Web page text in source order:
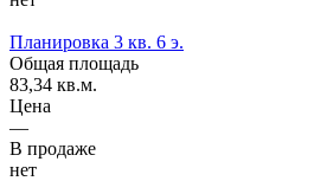
Планировка 3 кв. 6 э.
Общая площадь
83,34 кв.м.
Цена
—
В продаже
нет